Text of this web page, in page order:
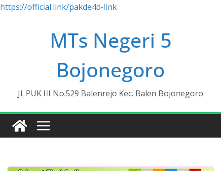
https://official.link/pakde4d-link
MTs Negeri 5
Bojonegoro
Jl. PUK III No.529 Balenrejo Kec. Balen Bojonegoro